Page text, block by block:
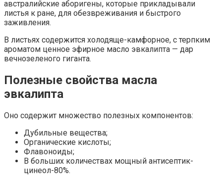
австралийские аборигены, которые прикладывали
листья к ране, для обезвреживания и быстрого
заживления.
В листьях содержится холодяще-камфорное, с терпким
ароматом ценное эфирное масло эвкалипта — дар
вечнозеленого гиганта.
Полезные свойства масла
эвкалипта
Оно содержит множество полезных компонентов:
Дубильные вещества;
Органические кислоты;
Флавоноиды;
В больших количествах мощный антисептик-
цинеол-80%.